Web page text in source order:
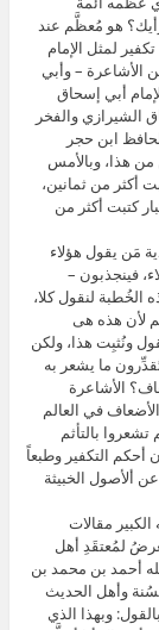
هو مُعظَّم عند
لمثل الإمام
الأشاعرة – وأبي
أبي إسحاق
الشيرازي والفخر
ابن حجر
من هذا، وبالأمس
أكثر من ثمانين،
كتبت أكثر من
مَن يقول هؤلاء
فينجذبون –
لنقول كلا،
لأن هذه هى
ونُثبِت هذا، ولكن
ما يشعر به
الأشاعرة
في العالم
بالتأثم
أحكم التكفير وطبعاً
ألأصول الخبيثة
مقالات
لمُعتقَدِ أهل
أحمد بن محمد بن
وأهل الحديث
وبهذا الذي